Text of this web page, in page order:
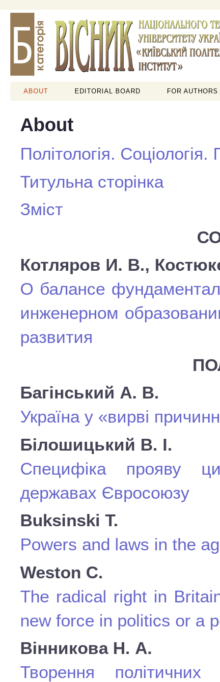
ABOUT EDITORIAL BOARD FOR AUTHORS
About
Політологія.
Титульна сторінка
Зміст
Котляров И. В.,
О балансе
инженерном
развития
Багінський А. В.
Україна у «вирві
Білошицький В. І.
Cпецифіка прояву
державах Євросоюзу
Buksinski Т.
Powers and laws in the
Weston C.
The radical right in
new force in politics or a
Вінникова Н. А.
Творення